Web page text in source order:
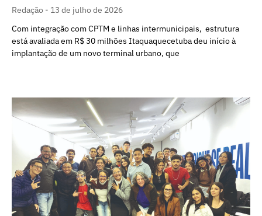
Redação
13 de julho de 2026
Com integração com CPTM e linhas intermunicipais, estrutura
está avaliada em R$ 30 milhões Itaquaquecetuba deu início à
implantação de um novo terminal urbano, que